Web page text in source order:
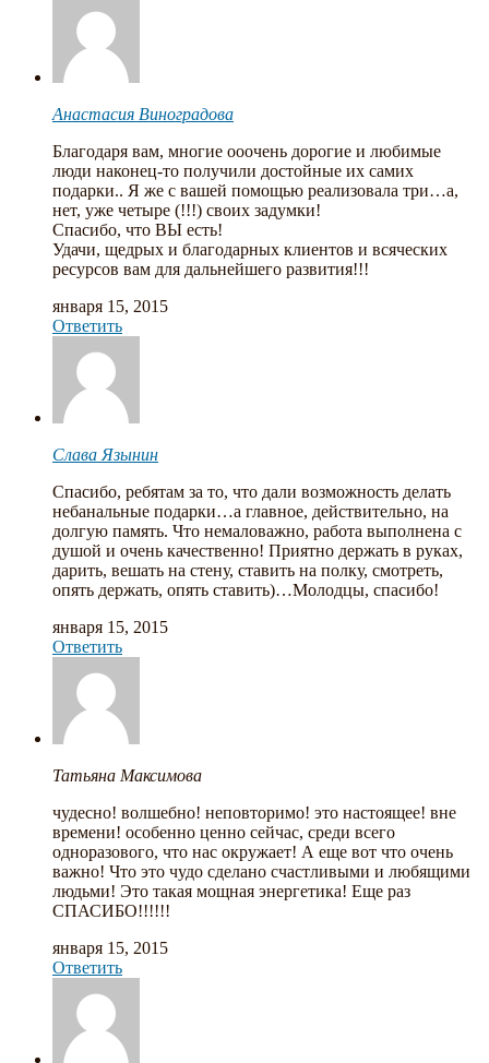
Анастасия Виноградова
Благодаря вам, многие ооочень дорогие и любимые
люди наконец-то получили достойные их самих
подарки.. Я же с вашей помощью реализовала три…а,
нет, уже четыре (!!!) своих задумки!
Спасибо, что ВЫ есть!
Удачи, щедрых и благодарных клиентов и всяческих
ресурсов вам для дальнейшего развития!!!
января 15, 2015
Ответить
Слава Язынин
Спасибо, ребятам за то, что дали возможность делать
небанальные подарки…а главное, действительно, на
долгую память. Что немаловажно, работа выполнена с
душой и очень качественно! Приятно держать в руках,
дарить, вешать на стену, ставить на полку, смотреть,
опять держать, опять ставить)…Молодцы, спасибо!
января 15, 2015
Ответить
Татьяна Максимова
чудесно! волшебно! неповторимо! это настоящее! вне
времени! особенно ценно сейчас, среди всего
одноразового, что нас окружает! А еще вот что очень
важно! Что это чудо сделано счастливыми и любящими
людьми! Это такая мощная энергетика! Еще раз
СПАСИБО!!!!!!
января 15, 2015
Ответить